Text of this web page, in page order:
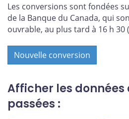
Les conversions sont fondées
de la Banque du Canada, qui
ouvrable, au plus tard à 16 h 30
Nouvelle conversion
Afficher les données
passées :